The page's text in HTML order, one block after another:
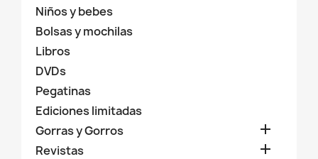
Niños y bebes
Bolsas y mochilas
Libros
DVDs
Pegatinas
Ediciones limitadas
Gorras y Gorros

Revistas 